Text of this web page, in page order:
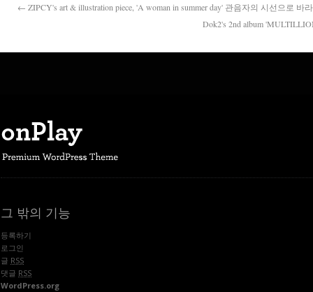
← ZIPCY's art & illustration piece, 'A woman in summer day' 관음자의 시선으로 바
Dok2's 2nd album
그 밖의 기능
등록하기
로그인
글 RSS
댓글 RSS
WordPress.org